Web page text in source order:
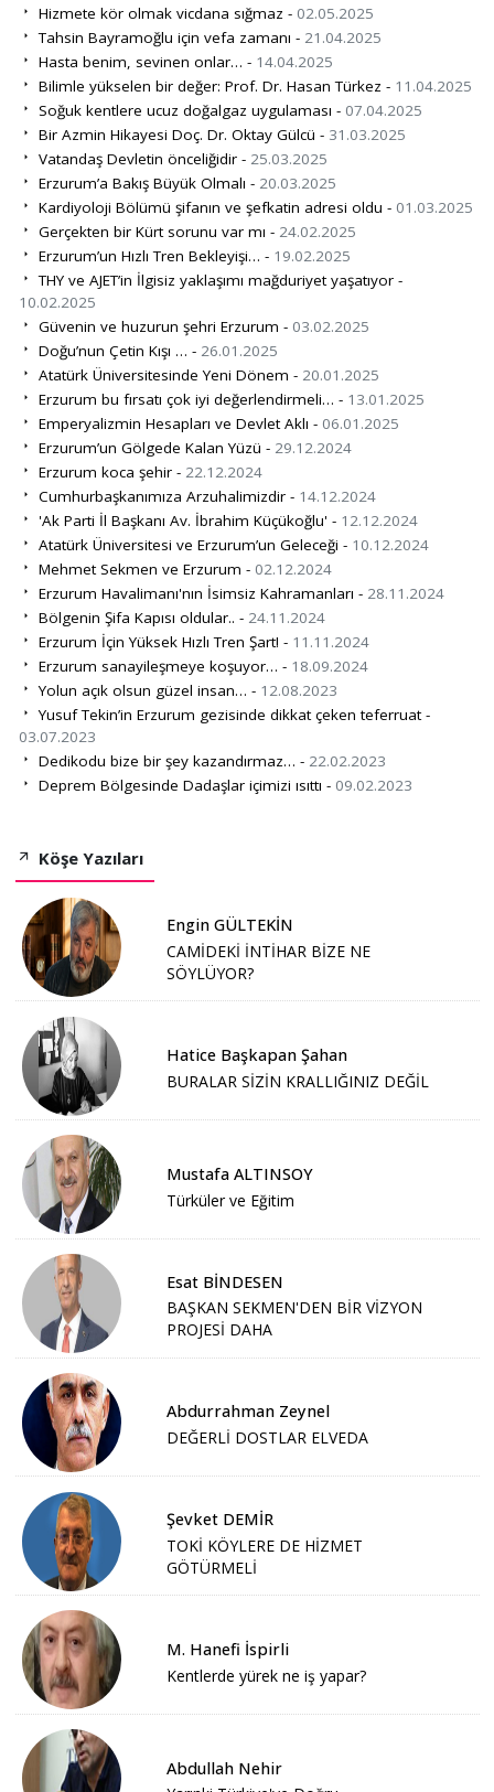
Hizmete kör olmak vicdana sığmaz - 02.05.2025
Tahsin Bayramoğlu için vefa zamanı - 21.04.2025
Hasta benim, sevinen onlar… - 14.04.2025
Bilimle yükselen bir değer: Prof. Dr. Hasan Türkez - 11.04.2025
Soğuk kentlere ucuz doğalgaz uygulaması - 07.04.2025
Bir Azmin Hikayesi Doç. Dr. Oktay Gülcü - 31.03.2025
Vatandaş Devletin önceliğidir - 25.03.2025
Erzurum’a Bakış Büyük Olmalı - 20.03.2025
Kardiyoloji Bölümü şifanın ve şefkatin adresi oldu - 01.03.2025
Gerçekten bir Kürt sorunu var mı - 24.02.2025
Erzurum’un Hızlı Tren Bekleyişi… - 19.02.2025
THY ve AJET’in İlgisiz yaklaşımı mağduriyet yaşatıyor -
10.02.2025
Güvenin ve huzurun şehri Erzurum - 03.02.2025
Doğu’nun Çetin Kışı … - 26.01.2025
Atatürk Üniversitesinde Yeni Dönem - 20.01.2025
Erzurum bu fırsatı çok iyi değerlendirmeli… - 13.01.2025
Emperyalizmin Hesapları ve Devlet Aklı - 06.01.2025
Erzurum’un Gölgede Kalan Yüzü - 29.12.2024
Erzurum koca şehir - 22.12.2024
Cumhurbaşkanımıza Arzuhalimizdir - 14.12.2024
'Ak Parti İl Başkanı Av. İbrahim Küçükoğlu' - 12.12.2024
Atatürk Üniversitesi ve Erzurum’un Geleceği - 10.12.2024
Mehmet Sekmen ve Erzurum - 02.12.2024
Erzurum Havalimanı'nın İsimsiz Kahramanları - 28.11.2024
Bölgenin Şifa Kapısı oldular.. - 24.11.2024
Erzurum İçin Yüksek Hızlı Tren Şart! - 11.11.2024
Erzurum sanayileşmeye koşuyor… - 18.09.2024
Yolun açık olsun güzel insan… - 12.08.2023
Yusuf Tekin’in Erzurum gezisinde dikkat çeken teferruat -
03.07.2023
Dedikodu bize bir şey kazandırmaz… - 22.02.2023
Deprem Bölgesinde Dadaşlar içimizi ısıttı - 09.02.2023
Köşe Yazıları
Engin GÜLTEKİN
CAMİDEKİ İNTİHAR BİZE NE
SÖYLÜYOR?
Hatice Başkapan Şahan
BURALAR SİZİN KRALLIĞINIZ DEĞİL
Mustafa ALTINSOY
Türküler ve Eğitim
Esat BİNDESEN
BAŞKAN SEKMEN'DEN BİR VİZYON
PROJESİ DAHA
Abdurrahman Zeynel
DEĞERLİ DOSTLAR ELVEDA
Şevket DEMİR
TOKİ KÖYLERE DE HİZMET
GÖTÜRMELİ
M. Hanefi İspirli
Kentlerde yürek ne iş yapar?
Abdullah Nehir